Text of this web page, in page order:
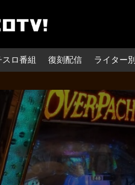
スロ番組 復刻配信 ライター別